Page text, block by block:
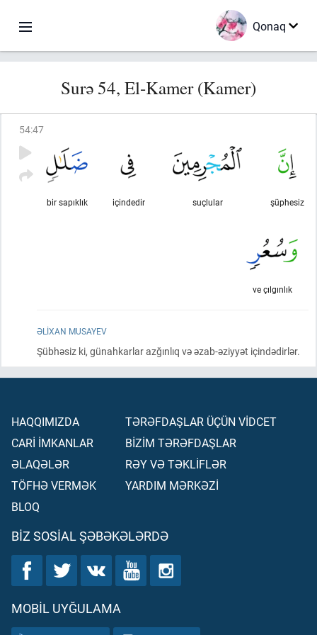
Qonaq
Surə 54, El-Kamer (Kamer)
54:47
şüphesiz
suçlular
içindedir
bir sapıklık
ve çılgınlık
ƏLIXAN MUSAYEV
Şübhəsiz ki, günahkarlar azğınlıq və əzab-əziyyət içindədirlər.
HAQQIMIZDA
CARİ İMKANLAR
ƏLAQƏLƏR
TÖFHƏ VERMƏK
BLOQ
TƏRƏFDAŞLAR ÜÇÜN VİDCET
BİZİM TƏRƏFDAŞLAR
RƏY VƏ TƏKLİFLƏR
YARDIM MƏRKƏZİ
BIZ SOSIAL ŞƏBƏKƏLƏRDƏ
MOBIL UYĞULAMA